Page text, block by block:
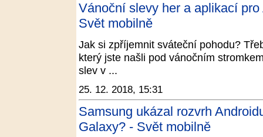
Vánoční slevy her a aplikací
Svět mobilně
Jak si zpříjemnit sváteční pohodu?
který jste našli pod vánočním
slev v ...
25. 12. 2018, 15:31
Samsung ukázal rozvrh
Galaxy? - Svět mobilně